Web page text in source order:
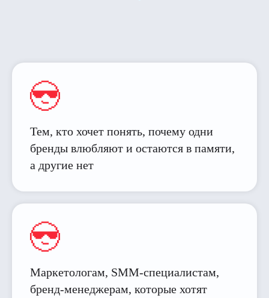
Тем, кто хочет понять, почему одни
бренды влюбляют и остаются в памяти,
а другие нет
Маркетологам, SMM-специалистам,
бренд-менеджерам, которые хотят